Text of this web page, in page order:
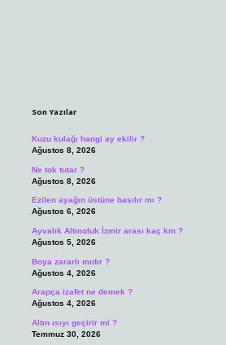
Son Yazılar
Kuzu kulağı hangi ay ekilir ?
Ağustos 8, 2026
Ne tok tutar ?
Ağustos 8, 2026
Ezilen ayağın üstüne basılır mı ?
Ağustos 6, 2026
Ayvalık Altınoluk İzmir arası kaç km ?
Ağustos 5, 2026
Boya zararlı mıdır ?
Ağustos 4, 2026
Arapça izafet ne demek ?
Ağustos 4, 2026
Altın ısıyı geçirir mi ?
Temmuz 30, 2026